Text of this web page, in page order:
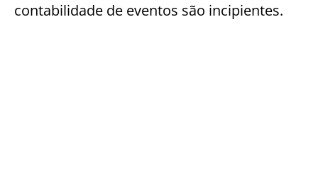
contabilidade de eventos são incipientes.